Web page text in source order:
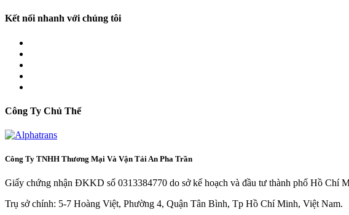
Kết nối nhanh với chúng tôi
Công Ty Chủ Thể
Công Ty TNHH Thương Mại Và Vận Tải An Pha Trần
Giấy chứng nhận ĐKKD số 0313384770 do sở kế hoạch và đầu tư thành phố Hồ Chí
Trụ sở chính: 5-7 Hoàng Việt, Phường 4, Quận Tân Bình, Tp Hồ Chí Minh, Việt Nam.